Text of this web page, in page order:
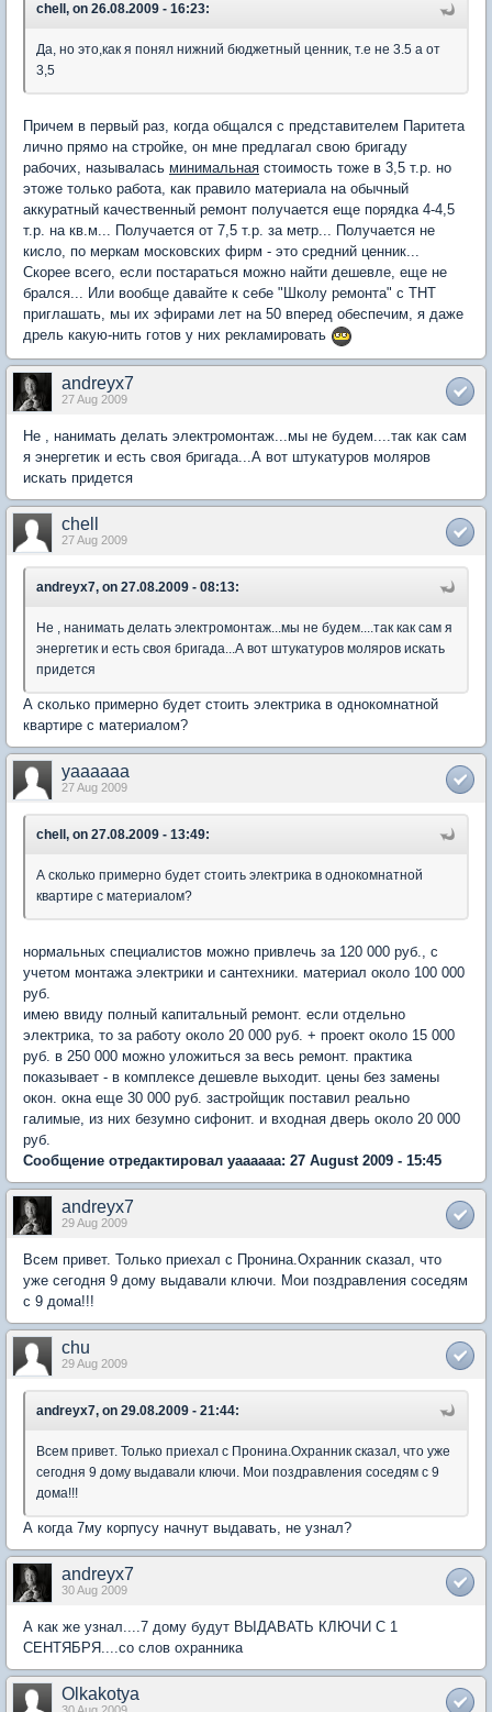
chell, on 26.08.2009 - 16:23:
Да, но это,как я понял нижний бюджетный ценник, т.е не 3.5 а от
3,5
Причем в первый раз, когда общался с представителем Паритета
лично прямо на стройке, он мне предлагал свою бригаду
рабочих, называлась минимальная стоимость тоже в 3,5 т.р. но
этоже только работа, как правило материала на обычный
аккуратный качественный ремонт получается еще порядка 4-4,5
т.р. на кв.м... Получается от 7,5 т.р. за метр... Получается не
кисло, по меркам московских фирм - это средний ценник...
Скорее всего, если постараться можно найти дешевле, еще не
брался... Или вообще давайте к себе "Школу ремонта" с ТНТ
приглашать, мы их эфирами лет на 50 вперед обеспечим, я даже
дрель какую-нить готов у них рекламировать
andreyx7
27 Aug 2009
Не , нанимать делать электромонтаж...мы не будем....так как сам
я энергетик и есть своя бригада...А вот штукатуров моляров
искать придется
chell
27 Aug 2009
andreyx7, on 27.08.2009 - 08:13:
Не , нанимать делать электромонтаж...мы не будем....так как сам я
энергетик и есть своя бригада...А вот штукатуров моляров искать
придется
А сколько примерно будет стоить электрика в однокомнатной
квартире с материалом?
yaaaaaa
27 Aug 2009
chell, on 27.08.2009 - 13:49:
А сколько примерно будет стоить электрика в однокомнатной
квартире с материалом?
нормальных специалистов можно привлечь за 120 000 руб., с
учетом монтажа электрики и сантехники. материал около 100 000
руб.
имею ввиду полный капитальный ремонт. если отдельно
электрика, то за работу около 20 000 руб. + проект около 15 000
руб. в 250 000 можно уложиться за весь ремонт. практика
показывает - в комплексе дешевле выходит. цены без замены
окон. окна еще 30 000 руб. застройщик поставил реально
галимые, из них безумно сифонит. и входная дверь около 20 000
руб.
Сообщение отредактировал yaaaaaa: 27 August 2009 - 15:45
andreyx7
29 Aug 2009
Всем привет. Только приехал с Пронина.Охранник сказал, что
уже сегодня 9 дому выдавали ключи. Мои поздравления соседям
с 9 дома!!!
chu
29 Aug 2009
andreyx7, on 29.08.2009 - 21:44:
Всем привет. Только приехал с Пронина.Охранник сказал, что уже
сегодня 9 дому выдавали ключи. Мои поздравления соседям с 9
дома!!!
А когда 7му корпусу начнут выдавать, не узнал?
andreyx7
30 Aug 2009
А как же узнал....7 дому будут ВЫДАВАТЬ КЛЮЧИ С 1
СЕНТЯБРЯ....со слов охранника
Olkakotya
30 Aug 2009